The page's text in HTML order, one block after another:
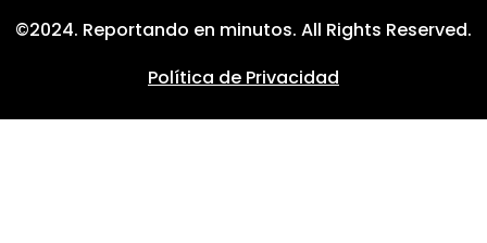
©2024. Reportando en minutos. All Rights Reserved.
Política de Privacidad